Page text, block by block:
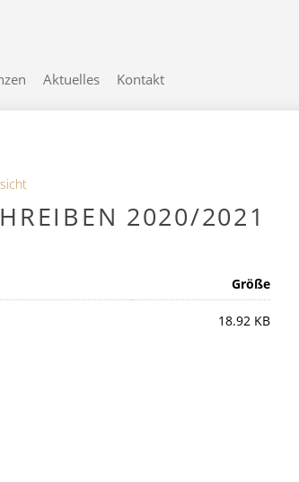
Aktuelles Kontakt
2020/2021
Größe
18.92 KB